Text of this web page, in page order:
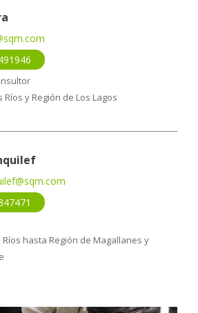
Ríos y Región de Los Lagos
Ríos hasta Región de Magallanes y